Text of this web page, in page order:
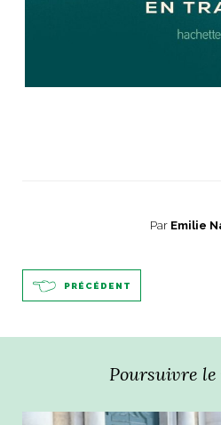
Par Emilie
PRÉCÉDENT
Poursuivre le